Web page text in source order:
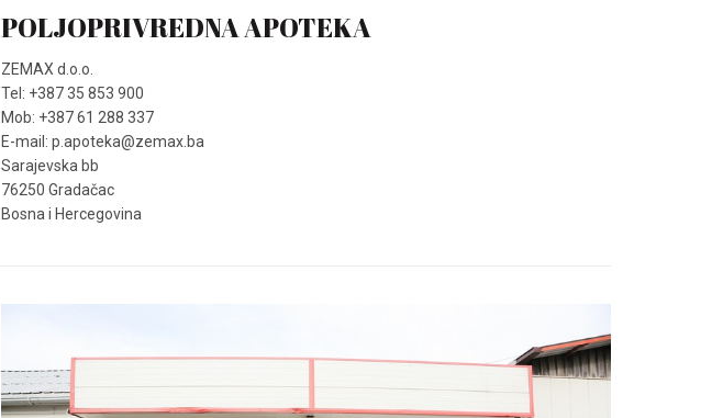
POLJOPRIVREDNA APOTEKA
ZEMAX d.o.o.
Tel: +387 35 853 900
Mob: +387 61 288 337
E-mail: p.apoteka@zemax.ba
Sarajevska bb
76250 Gradačac
Bosna i Hercegovina